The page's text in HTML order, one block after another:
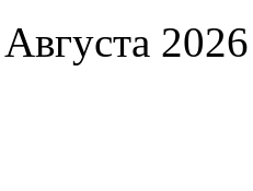
2026